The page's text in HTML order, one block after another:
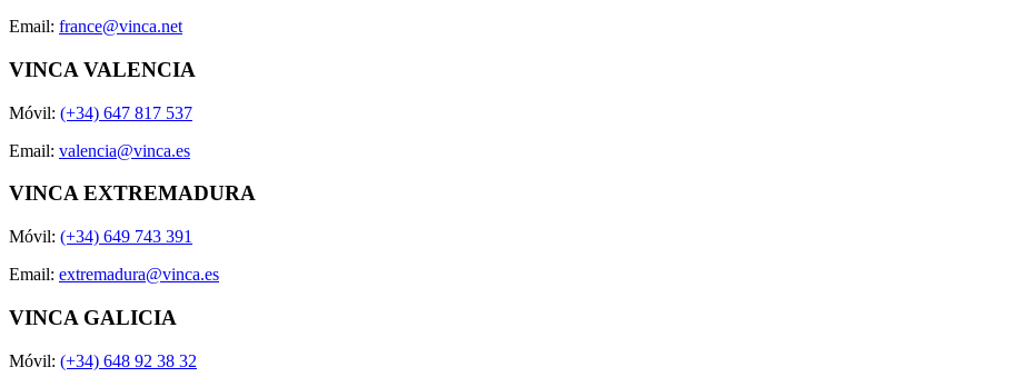
Email: france@vinca.net
VINCA VALENCIA
Móvil: (+34) 647 817 537
Email: valencia@vinca.es
VINCA EXTREMADURA
Móvil: (+34) 649 743 391
Email: extremadura@vinca.es
VINCA GALICIA
Móvil: (+34) 648 92 38 32